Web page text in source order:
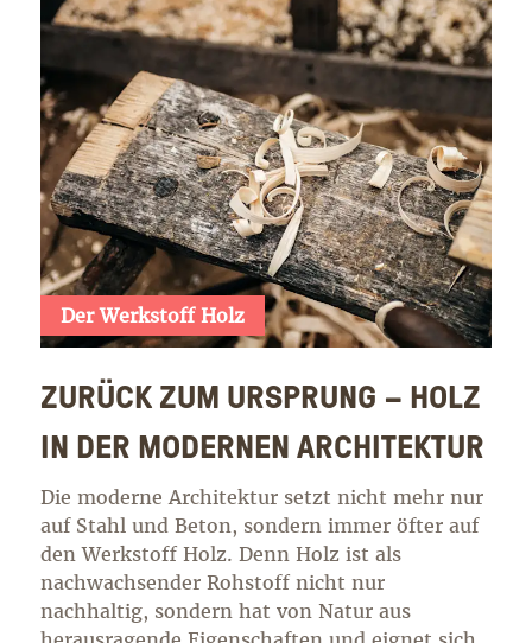
Der Werkstoff Holz
ZURÜCK ZUM URSPRUNG – HOLZ
IN DER MODERNEN ARCHITEKTUR
Die moderne Architektur setzt nicht mehr nur
auf Stahl und Beton, sondern immer öfter auf
den Werkstoff Holz. Denn Holz ist als
nachwachsender Rohstoff nicht nur
nachhaltig, sondern hat von Natur aus